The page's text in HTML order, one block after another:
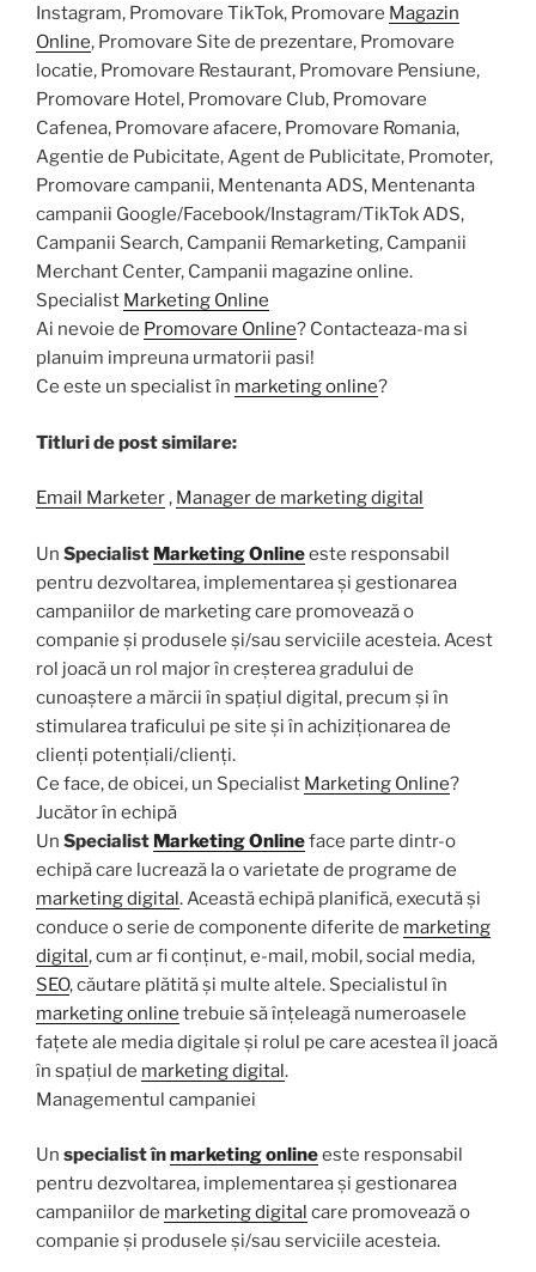
Instagram, Promovare TikTok, Promovare Magazin
Online, Promovare Site de prezentare, Promovare
locatie, Promovare Restaurant, Promovare Pensiune,
Promovare Hotel, Promovare Club, Promovare
Cafenea, Promovare afacere, Promovare Romania,
Agentie de Pubicitate, Agent de Publicitate, Promoter,
Promovare campanii, Mentenanta ADS, Mentenanta
campanii Google/Facebook/Instagram/TikTok ADS,
Campanii Search, Campanii Remarketing, Campanii
Merchant Center, Campanii magazine online.
Specialist Marketing Online
Ai nevoie de Promovare Online? Contacteaza-ma si
planuim impreuna urmatorii pasi!
Ce este un specialist în marketing online?
Titluri de post similare:
Email Marketer, Manager de marketing digital
Un Specialist Marketing Onlineeste responsabil
pentru dezvoltarea, implementarea și gestionarea
campaniilor de marketing care promovează o
companie și produsele și/sau serviciile acesteia. Acest
rol joacă un rol major în creșterea gradului de
cunoaștere a mărcii în spațiul digital, precum și în
stimularea traficului pe site și în achiziționarea de
clienți potențiali/clienți.
Ce face, de obicei, un Specialist Marketing Online?
Jucător în echipă
Un Specialist Marketing Onlineface parte dintr-o
echipă care lucrează la o varietate de programe de
marketing digital. Această echipă planifică, execută și
conduce o serie de componente diferite de marketing
digital, cum ar fi conținut, e-mail, mobil, social media,
SEO, căutare plătită și multe altele. Specialistul în
marketing online trebuie să înțeleagă numeroasele
fațete ale media digitale și rolul pe care acestea îl joacă
în spațiul de marketing digital.
Managementul campaniei
Un specialist înmarketing onlineeste responsabil
pentru dezvoltarea, implementarea și gestionarea
campaniilor de marketing digital care promovează o
companie și produsele și/sau serviciile acesteia.